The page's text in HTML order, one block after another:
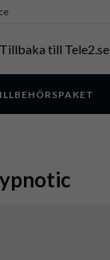
till Tele2.se